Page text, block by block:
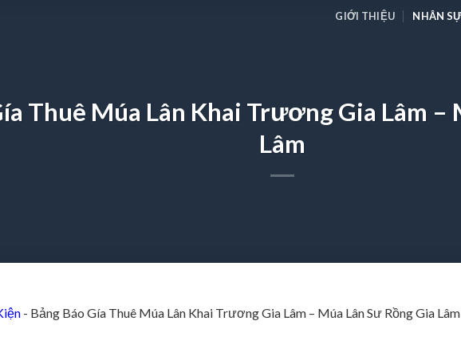
GIỚI THIỆU NHÂN
Thuê Múa Lân Khai Trương Gia Lâm –
Lâm
- Bảng Báo Gía Thuê Múa Lân Khai Trương Gia Lâm – Múa Lân Sư Rồng Gia Lâm